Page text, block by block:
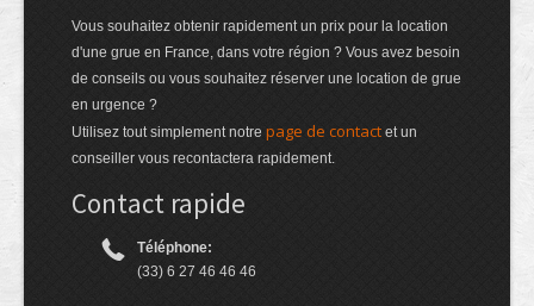
Vous souhaitez obtenir rapidement un prix pour la location
d'une grue en France, dans votre région ? Vous avez besoin
de conseils ou vous souhaitez réserver une location de grue
en urgence ?
Utilisez tout simplement notre page de contact et un
conseiller vous recontactera rapidement.
Contact rapide
Téléphone:
(33) 6 27 46 46 46